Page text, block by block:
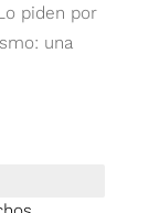
piden por
una